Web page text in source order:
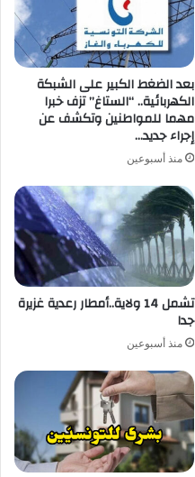
بعد الضغط الكبير على الشبكة
الكهربائية.. “الستاغ” تزف خبرا
مهما للمواطنين وتكشف عن
إجراء جديد…
منذ أسبوعين
تشمل 14 ولاية..أمطار رعدية غزيرة
جدا
منذ أسبوعين